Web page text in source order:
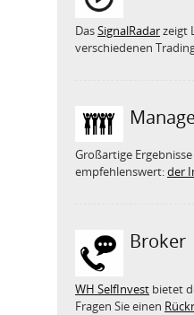
DasSignalRadarzeigt
verschiedenen
Großartige
empfehlenswert:der
Broker
WH SelfInvest bietet
Fragen Sie einen